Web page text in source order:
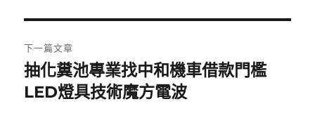
覽
文
章:
下一篇文章
下
一
抽化糞池專業找中和機車借款門檻
LED燈具技術魔方電波